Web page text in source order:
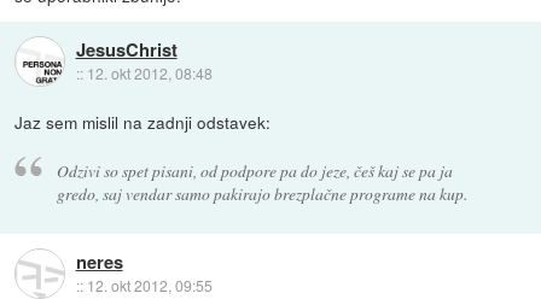
JesusChrist
:: 12. okt 2012, 08:48
Jaz sem mislil na zadnji odstavek:
Odzivi so spet pisani, od podpore pa do jeze, češ kaj se pa ja
gredo, saj vendar samo pakirajo brezplačne programe na kup.
neres
:: 12. okt 2012, 09:55